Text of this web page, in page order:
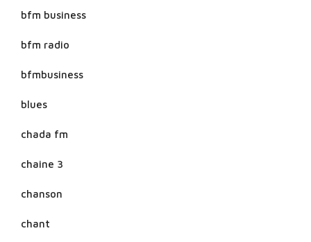
bfm business
bfm radio
bfmbusiness
blues
chada fm
chaine 3
chanson
chant